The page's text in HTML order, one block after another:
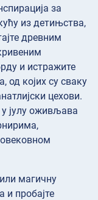
за
из детињства,
древним
и истражите
од којих су сваку
цехови.
јулу оживљава
магичну
и пробајте